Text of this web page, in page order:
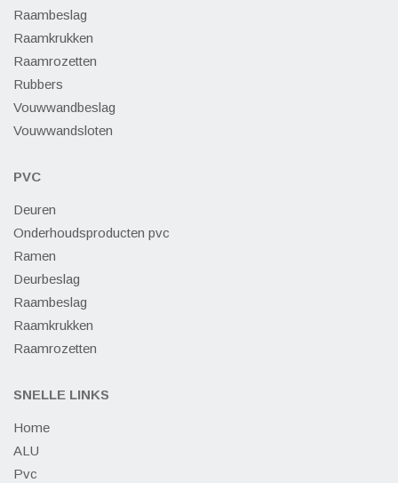
Raambeslag
Raamkrukken
Raamrozetten
Rubbers
Vouwwandbeslag
Vouwwandsloten
PVC
Deuren
Onderhoudsproducten pvc
Ramen
Deurbeslag
Raambeslag
Raamkrukken
Raamrozetten
SNELLE LINKS
Home
ALU
Pvc